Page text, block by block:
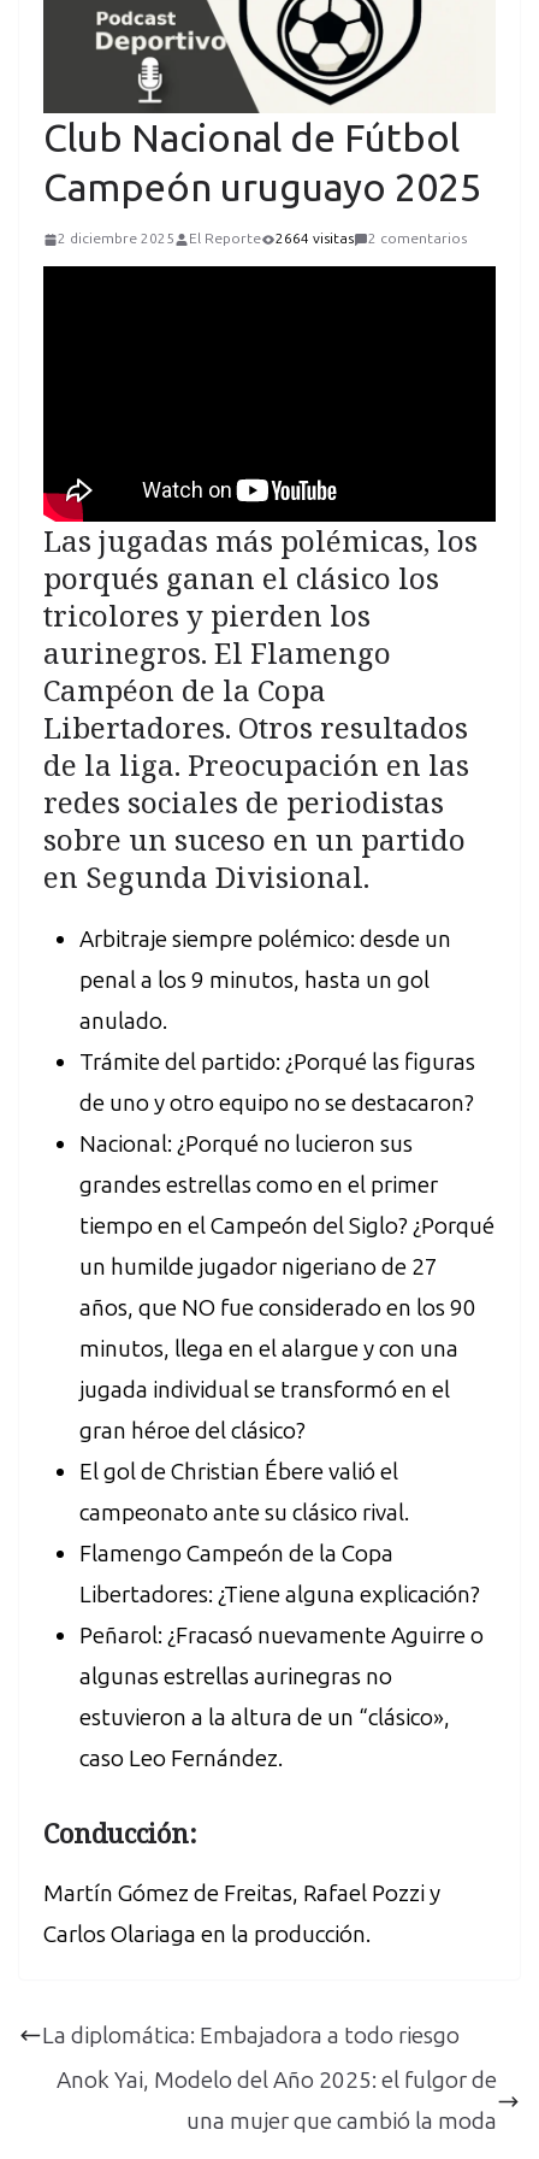
Club Nacional de Fútbol
Campeón uruguayo 2025
2 diciembre 2025 El Reporte 2664 visitas 2 comentarios
Las jugadas más polémicas, los
porqués ganan el clásico los
tricolores y pierden los
aurinegros. El Flamengo
Campéon de la Copa
Libertadores. Otros resultados
de la liga. Preocupación en las
redes sociales de periodistas
sobre un suceso en un partido
en Segunda Divisional.
Arbitraje siempre polémico: desde un
penal a los 9 minutos, hasta un gol
anulado.
Trámite del partido: ¿Porqué las figuras
de uno y otro equipo no se destacaron?
Nacional: ¿Porqué no lucieron sus
grandes estrellas como en el primer
tiempo en el Campeón del Siglo? ¿Porqué
un humilde jugador nigeriano de 27
años, que NO fue considerado en los 90
minutos, llega en el alargue y con una
jugada individual se transformó en el
gran héroe del clásico?
El gol de Christian Ébere valió el
campeonato ante su clásico rival.
Flamengo Campeón de la Copa
Libertadores: ¿Tiene alguna explicación?
Peñarol: ¿Fracasó nuevamente Aguirre o
algunas estrellas aurinegras no
estuvieron a la altura de un “clásico»,
caso Leo Fernández.
Conducción:
Martín Gómez de Freitas, Rafael Pozzi y
Carlos Olariaga en la producción.
La diplomática: Embajadora a todo riesgo
Anok Yai, Modelo del Año 2025: el fulgor de
una mujer que cambió la moda